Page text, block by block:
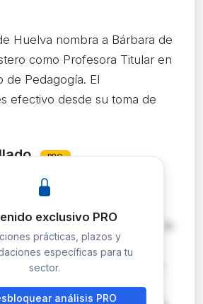
Huelva nombra a Bárbara de
como Profesora Titular en
de Pedagogía. El
efectivo desde su toma de
PRO
Huelva formaliza el
Profesora Titular en el área de
de la Educación, adscrita al
Pedagogía. El nombramiento
oposición de acceso
exclusivo PRO
prácticas, plazos y
específicas para tu
sector.
análisis PRO